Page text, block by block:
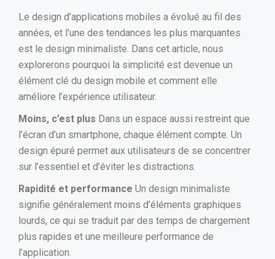
Le design d’applications mobiles a évolué au fil des
années, et l’une des tendances les plus marquantes
est le design minimaliste. Dans cet article, nous
explorerons pourquoi la simplicité est devenue un
élément clé du design mobile et comment elle
améliore l’expérience utilisateur.
Moins, c’est plus Dans un espace aussi restreint que
l’écran d’un smartphone, chaque élément compte. Un
design épuré permet aux utilisateurs de se concentrer
sur l’essentiel et d’éviter les distractions.
Rapidité et performance Un design minimaliste
signifie généralement moins d’éléments graphiques
lourds, ce qui se traduit par des temps de chargement
plus rapides et une meilleure performance de
l’application.